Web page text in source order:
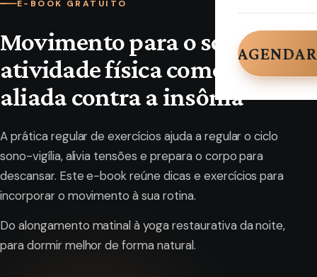
E-BOOK GRATUITO
Movimento para o sono: a
atividade física como
aliada contra a insônia
A prática regular de exercícios ajuda a regular o ciclo
sono-vigília, alivia tensões e prepara o corpo para
descansar. Este e-book reúne dicas e exercícios para
incorporar o movimento à sua rotina.
Do alongamento matinal à yoga restaurativa da noite,
para dormir melhor de forma natural.